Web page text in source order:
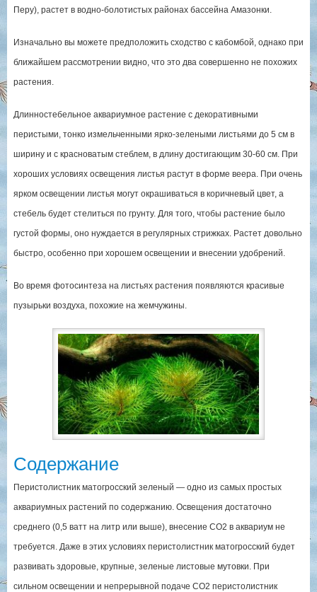
Перу), растет в водно-болотистых районах бассейна Амазонки.
Изначально вы можете предположить сходство с кабомбой, однако при
ближайшем рассмотрении видно, что это два совершенно не похожих
растения.
Длинностебельное аквариумное растение с декоративными
перистыми, тонко измельченными ярко-зелеными листьями до 5 см в
ширину и с красноватым стеблем, в длину достигающим 30-60 см. При
хороших условиях освещения листья растут в форме веера. При очень
ярком освещении листья могут окрашиваться в коричневый цвет, а
стебель будет стелиться по грунту. Для того, чтобы растение было
густой формы, оно нуждается в регулярных стрижках. Растет довольно
быстро, особенно при хорошем освещении и внесении удобрений.
Во время фотосинтеза на листьях растения появляются красивые
пузырьки воздуха, похожие на жемчужины.
Содержание
Перистолистник матогросский зеленый — одно из самых простых
аквариумных растений по содержанию. Освещения достаточно
среднего (0,5 ватт на литр или выше), внесение СО2 в аквариум не
требуется. Даже в этих условиях перистолистник матогросский будет
развивать здоровые, крупные, зеленые листовые мутовки. При
сильном освещении и непрерывной подаче СО2 перистолистник